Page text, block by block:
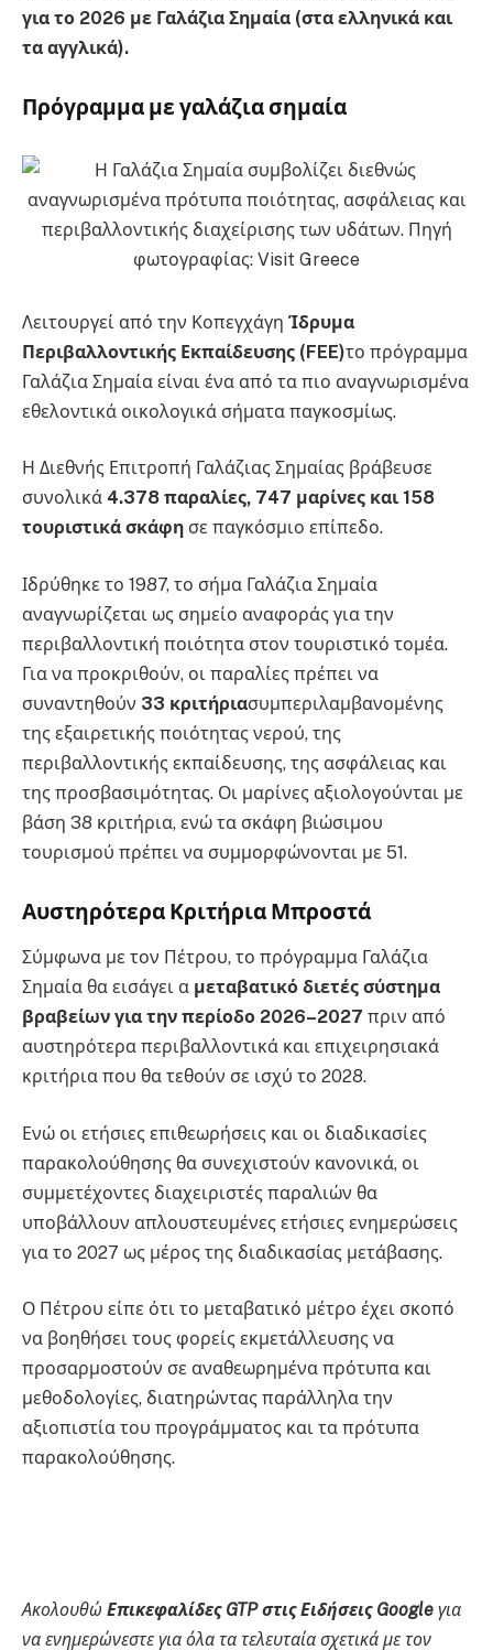
για το 2026 με Γαλάζια Σημαία (στα ελληνικά και
τα αγγλικά).
Πρόγραμμα με γαλάζια σημαία
Λειτουργεί από την Κοπεγχάγη Ίδρυμα
Περιβαλλοντικής Εκπαίδευσης (FEE)το πρόγραμμα
Γαλάζια Σημαία είναι ένα από τα πιο αναγνωρισμένα
εθελοντικά οικολογικά σήματα παγκοσμίως.
Η Διεθνής Επιτροπή Γαλάζιας Σημαίας βράβευσε
συνολικά 4.378 παραλίες, 747 μαρίνες και 158
τουριστικά σκάφη σε παγκόσμιο επίπεδο.
Ιδρύθηκε το 1987, το σήμα Γαλάζια Σημαία
αναγνωρίζεται ως σημείο αναφοράς για την
περιβαλλοντική ποιότητα στον τουριστικό τομέα.
Για να προκριθούν, οι παραλίες πρέπει να
συναντηθούν 33 κριτήριασυμπεριλαμβανομένης
της εξαιρετικής ποιότητας νερού, της
περιβαλλοντικής εκπαίδευσης, της ασφάλειας και
της προσβασιμότητας. Οι μαρίνες αξιολογούνται με
βάση 38 κριτήρια, ενώ τα σκάφη βιώσιμου
τουρισμού πρέπει να συμμορφώνονται με 51.
Αυστηρότερα Κριτήρια Μπροστά
Σύμφωνα με τον Πέτρου, το πρόγραμμα Γαλάζια
Σημαία θα εισάγει α μεταβατικό διετές σύστημα
βραβείων για την περίοδο 2026–2027 πριν από
αυστηρότερα περιβαλλοντικά και επιχειρησιακά
κριτήρια που θα τεθούν σε ισχύ το 2028.
Ενώ οι ετήσιες επιθεωρήσεις και οι διαδικασίες
παρακολούθησης θα συνεχιστούν κανονικά, οι
συμμετέχοντες διαχειριστές παραλιών θα
υποβάλλουν απλουστευμένες ετήσιες ενημερώσεις
για το 2027 ως μέρος της διαδικασίας μετάβασης.
Ο Πέτρου είπε ότι το μεταβατικό μέτρο έχει σκοπό
να βοηθήσει τους φορείς εκμετάλλευσης να
προσαρμοστούν σε αναθεωρημένα πρότυπα και
μεθοδολογίες, διατηρώντας παράλληλα την
αξιοπιστία του προγράμματος και τα πρότυπα
παρακολούθησης.
Ακολουθώ Επικεφαλίδες GTP στις Ειδήσεις Google για
να ενημερώνεστε για όλα τα τελευταία σχετικά με τον